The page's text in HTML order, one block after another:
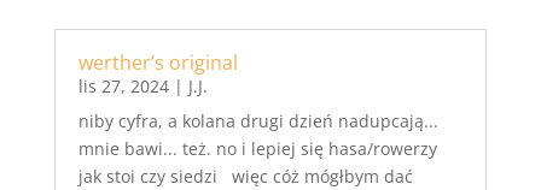
werther’s original
lis 27, 2024| J.J.
niby cyfra, a kolana drugi dzień nadupcają...
mnie bawi... też. no i lepiej się hasa/rowerzy
jak stoi czy siedzi więc cóż mógłbym dać